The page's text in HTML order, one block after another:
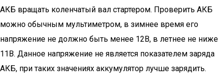
АКБ вращать коленчатый вал стартером. Проверить АКБ
можно обычным мультиметром, в зимнее время его
напряжение не должно быть менее 12В, в летнее не ниже
11В. Данное напряжение не является показателем заряда
АКБ, при таких значениях аккумулятор лучше зарядить.